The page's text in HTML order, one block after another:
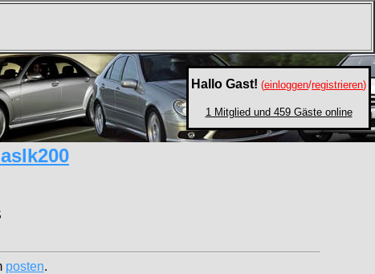
Hallo Gast! (einloggen/registrieren)
1 Mitglied und 459 Gäste online
posten.